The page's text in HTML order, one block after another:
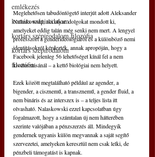
emlékezés
kortárs szépirodalom
kortárs szépirodalom filozófia
kortárs szépirodalom
filozófia
Meglehetősen tabudöntögető interjút adott Aleksander
Nalaskowski, aki olyan dolgokat mondott ki,
amelyeket eddig talán még senki nem mert. A lengyel
professzort a genderideológiáról és a különböző nemi
identitásokról kérdezték, annak apropóján, hogy a
Facebook jelenleg 56 lehetőséget kínál fel a nem
kiválasztásánál – a kettő biológiai nem helyett.
Ezek között megtalálható például az agender, a
bigender, a cisznemű, a transznemű, a gender fluid, a
nem bináris és az interszex is – a teljes lista itt
olvasható. Nalaskowski ezzel kapcsolatban úgy
fogalmazott, hogy a számtalan új nem hátterében
szerinte valójában a pénzszerzés áll. Mindegyik
gendernek ugyanis külön megvannak a saját segítő
szervezetei, amelyeken keresztül nem csak lelki, de
pénzbeli támogatást is kapnak.